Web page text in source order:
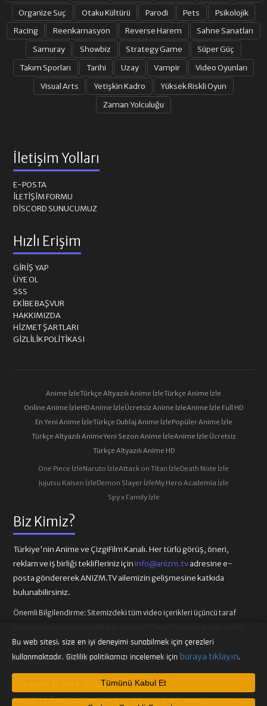
Organize Suç
Otaku Kültürü Parodi Pets
Psikolojik
Racing
Reenkarnasyon Reverse Harem
Sahne Sanatları
Samuray
Showbiz Strategy Game
Süper Güç
Takım Sporları
Tarihi Uzay Vampir
Video Oyunları
Visual Arts
Yetişkin Kadro
Yüksek Riskli Oyun
Zaman Yolculuğu
Biz Kimiz?
Türkiye'nin Anime ve ÇizgiFilm Kanalı. Her türlü görüş, öneri,
reklam ve iş birliği teklifleriniz içininfo@anizm.tvadresine e-
posta göndererek ANIZM.TV ailemizin gelişmesine katkıda
bulunabilirsiniz.
Önemli Bilgilendirme: Sitemizdeki tüm video içerikleri üçüncü taraf
içeriği barındırmamaktadır. Telif hakkı talepleri ilgili video
sağlayıcılarına iletilmelidir.
Copyright © 2013-2026
Anizm.TV Türkçe Altyazılı Anime İzle | Her hakkı saklıdır.
İletişim Yolları
E-POSTA
İLETIŞIM FORMU
DISCORD SUNUCUMUZ
Hızlı Erişim
GIRIŞ YAP
ÜYE OL
SSS
EKIBE BAŞVUR
HAKKIMIZDA
HIZMET ŞARTLARI
GIZLILIK POLITIKASI
Anime İzleTürkçe Altyazılı Anime İzleTürkçe Anime İzle
Online Anime İzleHD Anime İzleÜcretsiz Anime İzleAnime İzle Full HD
En Yeni Anime İzleTürkçe Dublaj Anime İzlePopüler Anime İzle
Türkçe Altyazılı AnimeYeni Sezon Anime İzleAnime İzle Ücretsiz
Türkçe Altyazılı Anime HD
One Piece İzleNaruto İzleAttack on Titan İzleDeath Note İzle
Jujutsu Kaisen İzleDemon Slayer İzleMy Hero Academia İzle
Spy x Family İzle
Bu web sitesi, size en iyi deneyimi sunabilmek için çerezleri
kullanmaktadır. Gizlilik politikamızı incelemek için buraya tıklayın.
Tümünü Kabul Et